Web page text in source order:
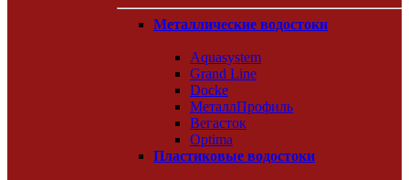
Металлические водостоки
Aquasystem
Grand Line
Docke
МеталлПрофиль
Вегасток
Optima
Пластиковые водостоки